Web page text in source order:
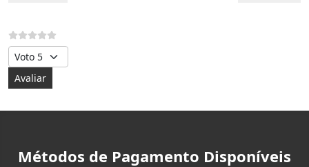
Avalie, por favor
Métodos de Pagamento Disponíveis